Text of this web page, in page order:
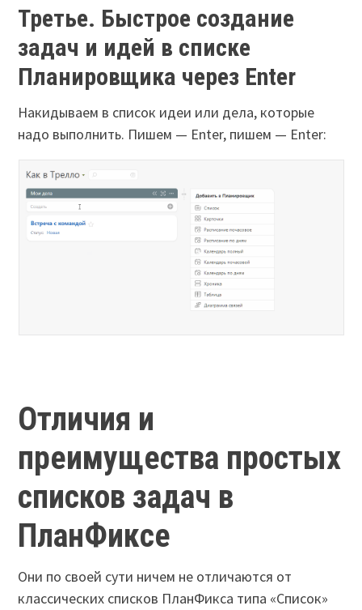
Третье. Быстрое создание
задач и идей в списке
Планировщика через Enter
Накидываем в список идеи или дела, которые
надо выполнить. Пишем — Enter, пишем — Enter:
Отличия и
преимущества простых
списков задач в
ПланФиксе
Они по своей сути ничем не отличаются от
классических списков ПланФикса типа «Список»